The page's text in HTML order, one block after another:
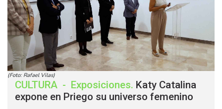
(Foto: Rafael Vilas)
CULTURA - Exposiciones. Katy Catalina
expone en Priego su universo femenino